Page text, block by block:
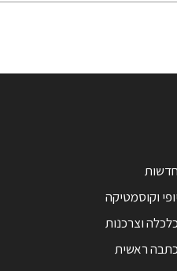
חדשות
יופי וקוסמטיקה
כלכלה וצרכנות
כתבה ראשית